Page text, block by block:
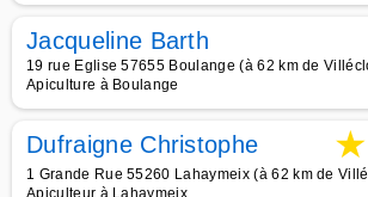
Jacqueline Barth
19 rue Eglise 57655 Boulange (à 62 km de
Apiculture à Boulange
Dufraigne Christophe ★
1 Grande Rue 55260 Lahaymeix (à 62 km de
Apiculteur à Lahaymeix